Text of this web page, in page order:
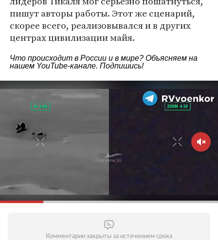
пишут авторы работы. Этот же сценарий,
скорее всего, реализовывался и в других
центрах цивилизации майя.
Что происходит в России и в мире? Объясняем на
нашем YouTube-канале. Подпишись!
Комментарии закрыты за истечением срока